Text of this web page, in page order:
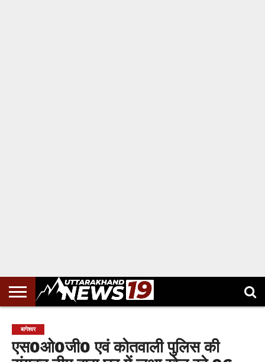
बागेश्वर
एस0ओ0जी0 एवं कोतवाली पुलिस की